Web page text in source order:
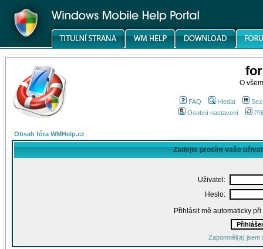
O
FAQ Hledat
Osobní nastavení
Obsah fóra WMHelp.cz
Zadejte prosím vaše
Uživatel:
Heslo:
Přihlásit mě automaticky
Zapomněl(a) jsem